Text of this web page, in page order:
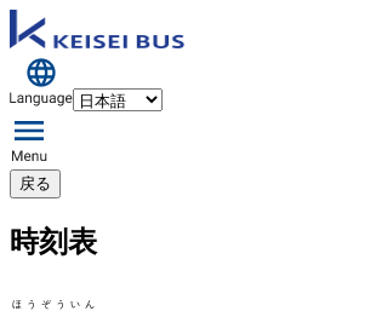
戻る
時刻表
ほうぞういん